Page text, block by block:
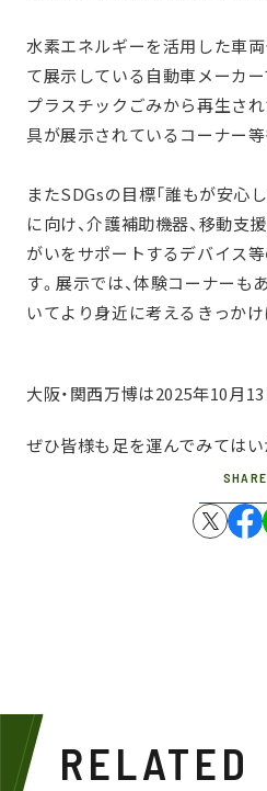
水素エネルギーを活用した車
て展示している自動車メーカー
プラスチックごみから再生さ
具が展示されているコーナー等
またSDGsの目標「誰もが安心
に向け、介護補助機器、移動支
がいをサポートするデバイス
す。展示では、体験コーナーも
いてより身近に考えるきっかけ
大阪・関西万博は2025年10月
ぜひ皆様も足を運んでみては
SHARE
RELATED